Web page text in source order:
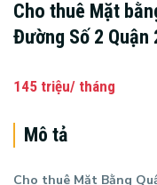
Cho thuê Mặt
Đường Số 2 Quận
145 triệu/ tháng
Mô tả
Cho thuê Mặt Bằng